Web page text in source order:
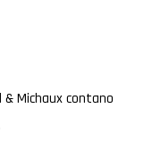
Michaux contano